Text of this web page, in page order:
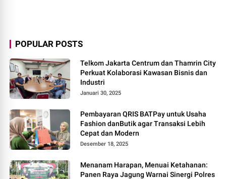
POPULAR POSTS
Telkom Jakarta Centrum dan Thamrin City
Perkuat Kolaborasi Kawasan Bisnis dan
Industri
Januari 30, 2025
Pembayaran QRIS BATPay untuk Usaha
Fashion danButik agar Transaksi Lebih
Cepat dan Modern
Desember 18, 2025
Menanam Harapan, Menuai Ketahanan:
Panen Raya Jagung Warnai Sinergi Polres